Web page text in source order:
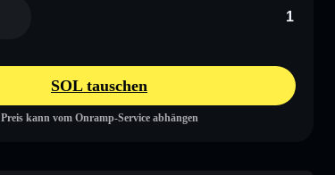
SOL tauschen
Preis kann vom Onramp-Service abhängen